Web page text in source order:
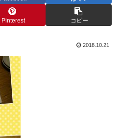
Pinterest コピー
2018.10.21